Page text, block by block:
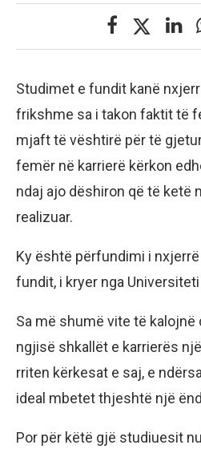
Studimet e fundit kanë
frikshme sa i takon faktit të
mjaft të vështirë për të
femër në karrierë kërkon
ndaj ajo dëshiron që të ketë
realizuar.
Ky është përfundimi i
fundit, i kryer nga
Sa më shumë vite të
ngjisë shkallët e karrierës
rriten kërkesat e saj, e
ideal mbetet thjeshtë një
Por për këtë gjë studiuesit